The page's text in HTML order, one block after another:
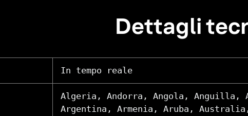
Dettagli
In tempo reale
Algeria, Andorra, Angola, Anguilla,
Argentina, Armenia, Aruba,